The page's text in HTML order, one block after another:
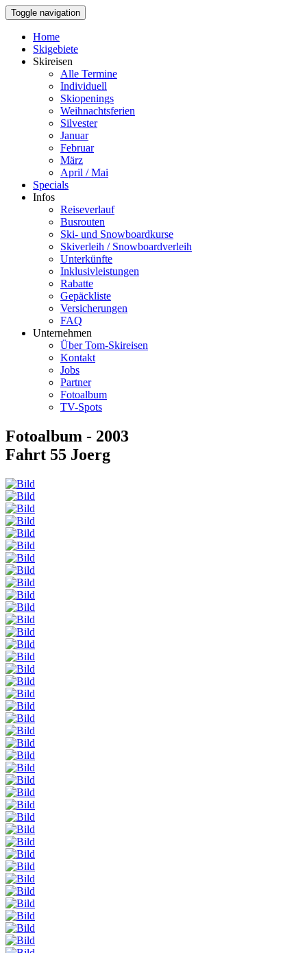
Toggle navigation
Home
Skigebiete
Skireisen
Alle Termine
Individuell
Skiopenings
Weihnachtsferien
Silvester
Januar
Februar
März
April / Mai
Specials
Infos
Reiseverlauf
Busrouten
Ski- und Snowboardkurse
Skiverleih / Snowboardverleih
Unterkünfte
Inklusivleistungen
Rabatte
Gepäckliste
Versicherungen
FAQ
Unternehmen
Über Tom-Skireisen
Kontakt
Jobs
Partner
Fotoalbum
TV-Spots
Fotoalbum - 2003
Fahrt 55 Joerg